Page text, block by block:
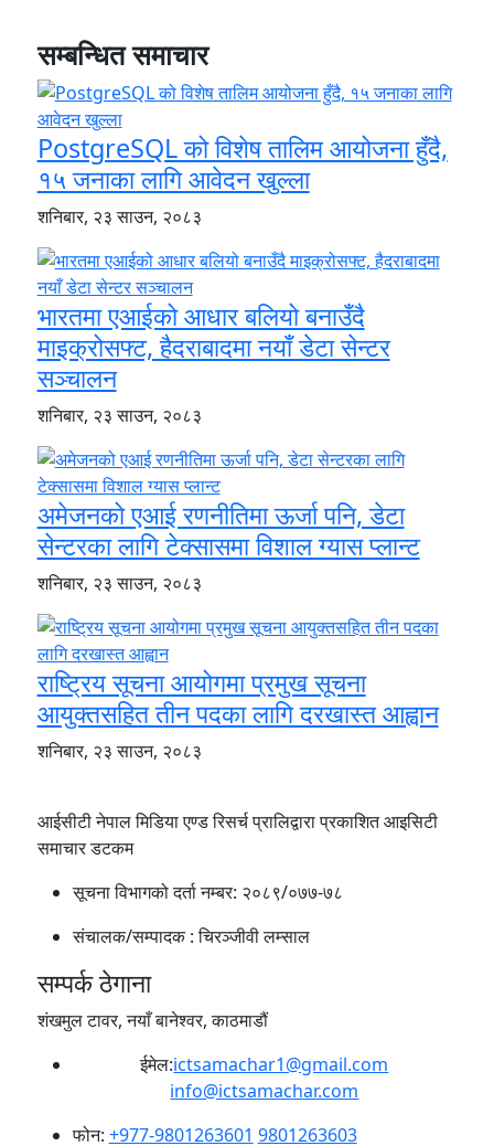
सम्बन्धित समाचार
PostgreSQL को विशेष तालिम आयोजना हुँदै,
१५ जनाका लागि आवेदन खुल्ला
शनिबार, २३ साउन, २०८३
भारतमा एआईको आधार बलियो बनाउँदै
माइक्रोसफ्ट, हैदराबादमा नयाँ डेटा सेन्टर
सञ्चालन
शनिबार, २३ साउन, २०८३
अमेजनको एआई रणनीतिमा ऊर्जा पनि, डेटा
सेन्टरका लागि टेक्सासमा विशाल ग्यास प्लान्ट
शनिबार, २३ साउन, २०८३
राष्ट्रिय सूचना आयोगमा प्रमुख सूचना
आयुक्तसहित तीन पदका लागि दरखास्त आह्वान
शनिबार, २३ साउन, २०८३
आईसीटी नेपाल मिडिया एण्ड रिसर्च प्रालिद्वारा प्रकाशित आइसिटी
समाचार डटकम
सूचना विभागको दर्ता नम्बर: २०८९/०७७-७८
संचालक/सम्पादक :चिरञ्जीवी लम्साल
सम्पर्क ठेगाना
शंखमुल टावर, नयाँ बानेश्वर, काठमाडौं
ईमेल:ictsamachar1@gmail.com
info@ictsamachar.com
फोन: +977-9801263601 9801263603